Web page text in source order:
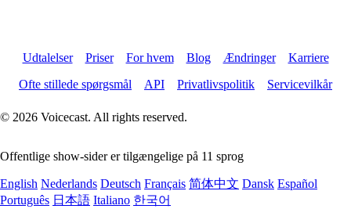
Udtalelser Priser For hvem Blog Ændringer
Karriere
Ofte stillede spørgsmål
API Privatlivspolitik Servicevilkår
© 2026 Voicecast. All rights reserved.
Offentlige show-sider er tilgængelige på 11 sprog
English Nederlands Deutsch Français 简体中文 Dansk Español
Português 日本語 Italiano 한국어